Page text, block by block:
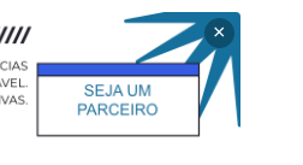
×